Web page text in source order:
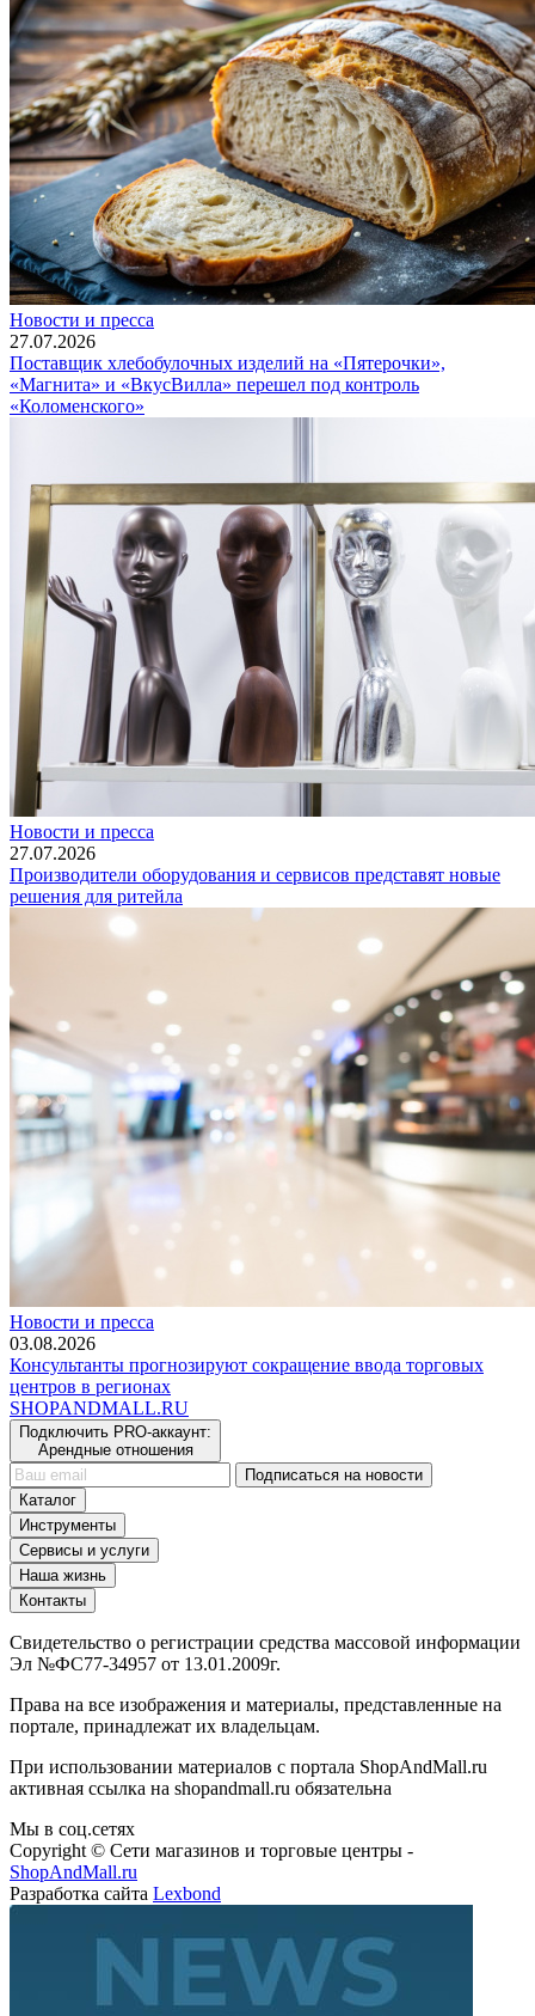
Новости и пресса
27.07.2026
Поставщик хлебобулочных изделий на «Пятерочки»,
«Магнита» и «ВкусВилла» перешел под контроль
«Коломенского»
Новости и пресса
27.07.2026
Производители оборудования и сервисов представят новые
решения для ритейла
Новости и пресса
03.08.2026
Консультанты прогнозируют сокращение ввода торговых
центров в регионах
SHOPANDMALL.RU
Подключить PRO-аккаунт:
Арендные отношения
Подписаться на новости
Каталог
Инструменты
Сервисы и услуги
Наша жизнь
Контакты
Свидетельство о регистрации средства массовой информации
Эл №ФС77-34957 от 13.01.2009г.
Права на все изображения и материалы, представленные на
портале, принадлежат их владельцам.
При использовании материалов с портала ShopAndMall.ru
активная ссылка на shopandmall.ru обязательна
Мы в соц.сетях
Copyright © Сети магазинов и торговые центры -
ShopAndMall.ru
Разработка сайта Lexbond